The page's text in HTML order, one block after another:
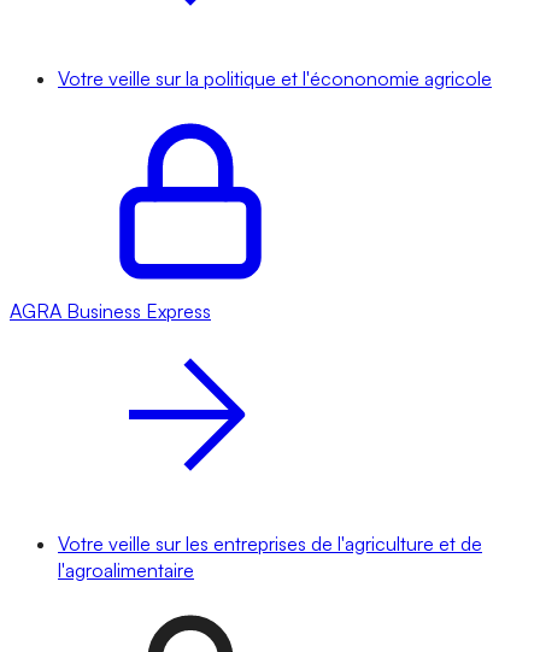
Votre veille sur la politique et l'écononomie agricole
AGRA Business Express
Votre veille sur les entreprises de l'agriculture et de
l'agroalimentaire